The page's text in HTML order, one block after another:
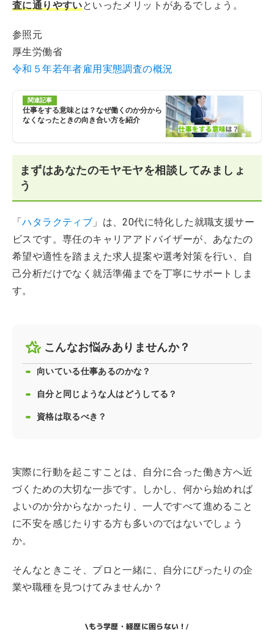
査に通りやすいといったメリットがあるでしょう。
参照元
厚生労働省
令和５年若年者雇用実態調査の概況
関連記事
仕事をする意味とは？なぜ働くのか分から
なくなったときの向き合い方を紹介
まずはあなたのモヤモヤを相談してみましょ
う
「ハタラクティブ 」は、20代に特化した就職支援サー
ビスです。専任のキャリアアドバイザーが、あなたの
希望や適性を踏まえた求人提案や選考対策を行い、自
己分析だけでなく就活準備までを丁寧にサポートしま
す。
こんなお悩みありませんか？
向いている仕事あるのかな？
自分と同じような人はどうしてる？
資格は取るべき？
実際に行動を起こすことは、自分に合った働き方へ近
づくための大切な一歩です。しかし、何から始めれば
よいのか分からなかったり、一人ですべて進めること
に不安を感じたりする方も多いのではないでしょう
か。
そんなときこそ、プロと一緒に、自分にぴったりの企
業や職種を見つけてみませんか？
\もう学歴・経歴に困らない！/